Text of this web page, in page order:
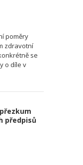
poměry
zdravotní
se
o díle v
předpisů